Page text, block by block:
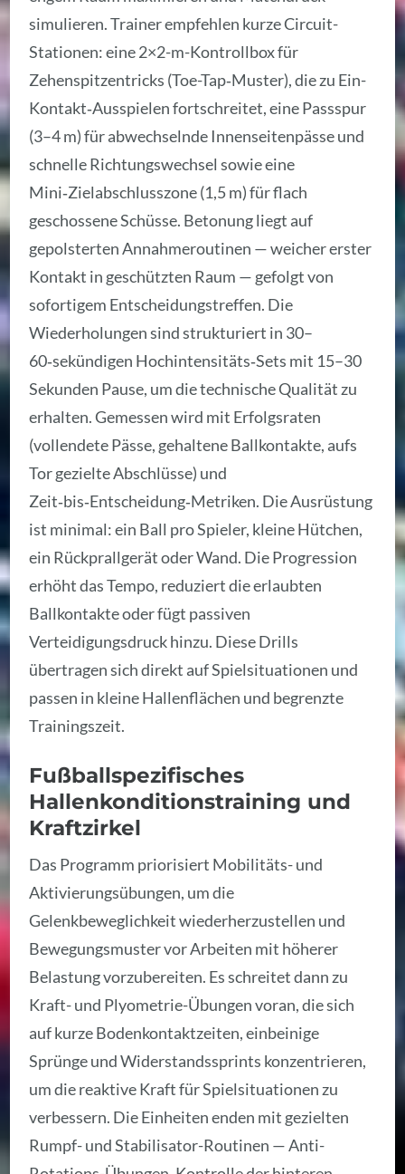
simulieren. Trainer empfehlen kurze Circuit-
Stationen: eine 2×2-m-Kontrollbox für
Zehenspitzentricks (Toe-Tap‑Muster), die zu Ein-
Kontakt‑Ausspielen fortschreitet, eine Passspur
(3–4 m) für abwechselnde Innenseitenpässe und
schnelle Richtungswechsel sowie eine
Mini‑Zielabschlusszone (1,5 m) für flach
geschossene Schüsse. Betonung liegt auf
gepolsterten Annahmeroutinen — weicher erster
Kontakt in geschützten Raum — gefolgt von
sofortigem Entscheidungstreffen. Die
Wiederholungen sind strukturiert in 30–
60‑sekündigen Hochintensitäts‑Sets mit 15–30
Sekunden Pause, um die technische Qualität zu
erhalten. Gemessen wird mit Erfolgsraten
(vollendete Pässe, gehaltene Ballkontakte, aufs
Tor gezielte Abschlüsse) und
Zeit‑bis‑Entscheidung‑Metriken. Die Ausrüstung
ist minimal: ein Ball pro Spieler, kleine Hütchen,
ein Rückprallgerät oder Wand. Die Progression
erhöht das Tempo, reduziert die erlaubten
Ballkontakte oder fügt passiven
Verteidigungsdruck hinzu. Diese Drills
übertragen sich direkt auf Spielsituationen und
passen in kleine Hallenflächen und begrenzte
Trainingszeit.
Fußballspezifisches
Hallenkonditionstraining und
Kraftzirkel
Das Programm priorisiert Mobilitäts- und
Aktivierungsübungen, um die
Gelenkbeweglichkeit wiederherzustellen und
Bewegungsmuster vor Arbeiten mit höherer
Belastung vorzubereiten. Es schreitet dann zu
Kraft- und Plyometrie-Übungen voran, die sich
auf kurze Bodenkontaktzeiten, einbeinige
Sprünge und Widerstandssprints konzentrieren,
um die reaktive Kraft für Spielsituationen zu
verbessern. Die Einheiten enden mit gezielten
Rumpf- und Stabilisator-Routinen — Anti-